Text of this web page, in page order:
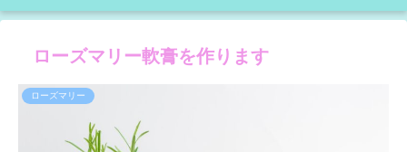
ローズマリー軟膏を作ります
ローズマリー